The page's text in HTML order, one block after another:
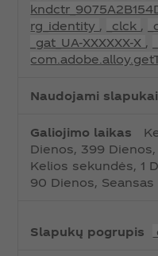
rg_identity
_clck
_gat_UA-XXXXXX-X
Dienos, 399
Kelios sekundės, 1
90 Dienos, Seansas